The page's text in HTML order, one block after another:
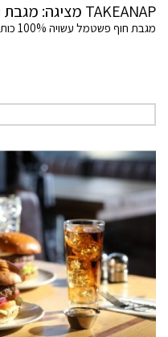
TAKEANAP מציגה: מגבת החוף שלא סוחבת חול
מגבת חוף פשטמל עשויה 100% כותנה, באריגה דקה, רכה ואוורירית.